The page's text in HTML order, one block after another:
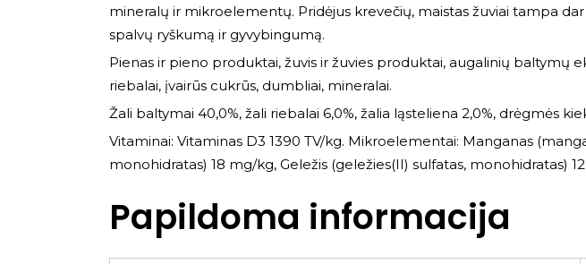
mineralų ir mikroelementų. Pridėjus krevečių, maistas žuviai tampa
spalvų ryškumą ir gyvybingumą.
Pienas ir pieno produktai, žuvis ir žuvies produktai, augalinių baltymų
riebalai, įvairūs cukrūs, dumbliai, mineralai.
Žali baltymai 40,0%, žali riebalai 6,0%, žalia ląsteliena 2,0%, drėgmės
Vitaminai: Vitaminas D3 1390 TV/kg. Mikroelementai: Manganas
monohidratas) 18 mg/kg, Geležis (geležies(II) sulfatas, monohidratas)
Papildoma informacija